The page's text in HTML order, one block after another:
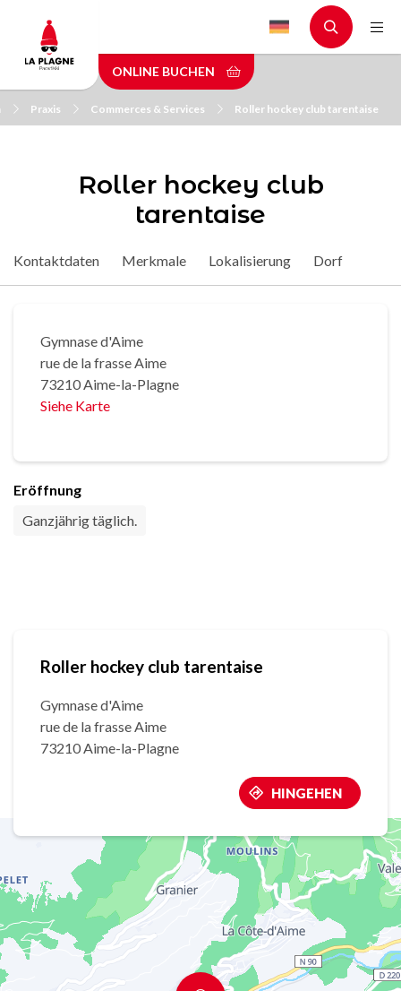
main
content
ONLINE BUCHEN
Praxis Commerces & Services Roller hockey club tarentaise
Roller hockey club
tarentaise
Kontaktdaten Merkmale Lokalisierung Dorf
Gymnase d'Aime
rue de la frasse Aime
73210 Aime-la-Plagne
Siehe Karte
Eröffnung
Ganzjährig täglich.
Roller hockey club tarentaise
Gymnase d'Aime
rue de la frasse Aime
73210 Aime-la-Plagne
HINGEHEN